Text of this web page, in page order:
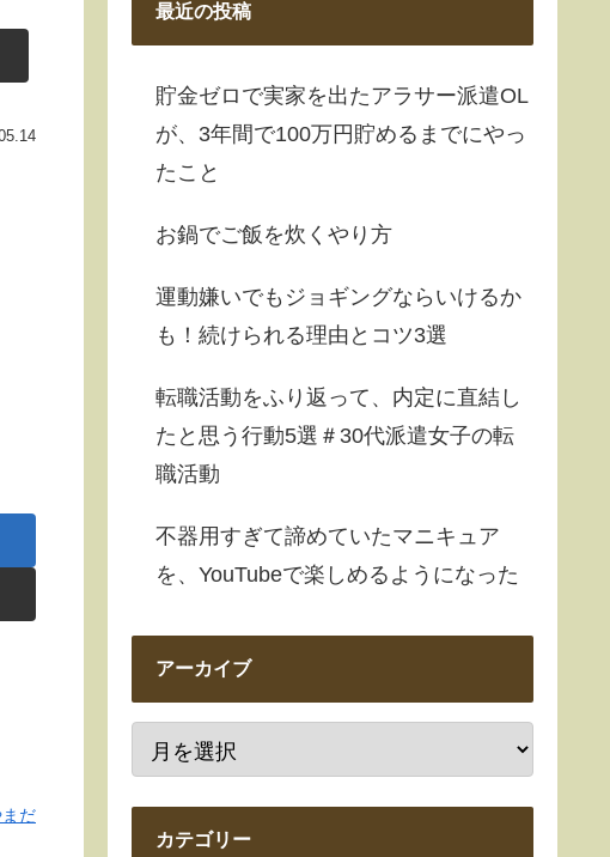
だ
最近の投稿
貯金ゼロで実家を出たアラサー派遣OL
が、3年間で100万円貯めるまでにやっ
たこと
お鍋でご飯を炊くやり方
運動嫌いでもジョギングならいけるか
も！続けられる理由とコツ3選
転職活動をふり返って、内定に直結し
たと思う行動5選＃30代派遣女子の転
職活動
不器用すぎて諦めていたマニキュア
を、YouTubeで楽しめるようになった
アーカイブ
カテゴリー